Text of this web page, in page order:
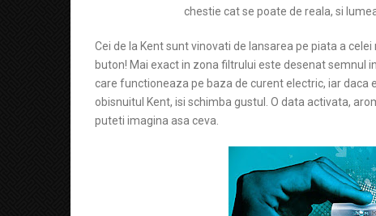
chestie cat se poate de reala, si
Cei de la Kent sunt vinovati de lansarea pe piata a
buton! Mai exact in zona filtrului este desenat
care functioneaza pe baza de curent electric, iar
obisnuitul Kent, isi schimba gustul. O data activata,
puteti imagina asa ceva.